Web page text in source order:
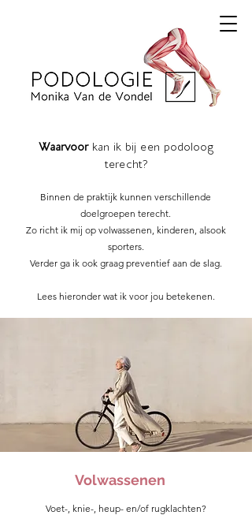
Waarvoor kan ik bij een podoloog
terecht?
Binnen de praktijk kunnen verschillende
doelgroepen terecht.
Zo richt ik mij op volwassenen, kinderen, alsook
sporters.
Verder ga ik ook graag preventief aan de slag.
Lees hieronder wat ik voor jou betekenen.
Volwassenen
Voet-, knie-, heup- en/of rugklachten?